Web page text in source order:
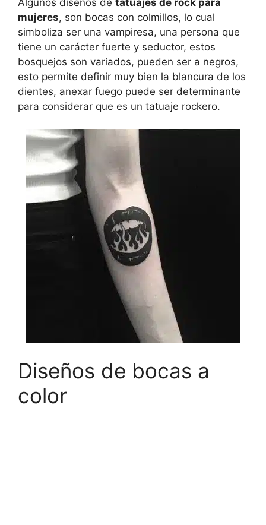
mujeres, son bocas con colmillos, lo cual
simboliza ser una vampiresa, una persona que
tiene un carácter fuerte y seductor, estos
bosquejos son variados, pueden ser a negros,
esto permite definir muy bien la blancura de los
dientes, anexar fuego puede ser determinante
para considerar que es un tatuaje rockero.
Diseños de bocas a
color